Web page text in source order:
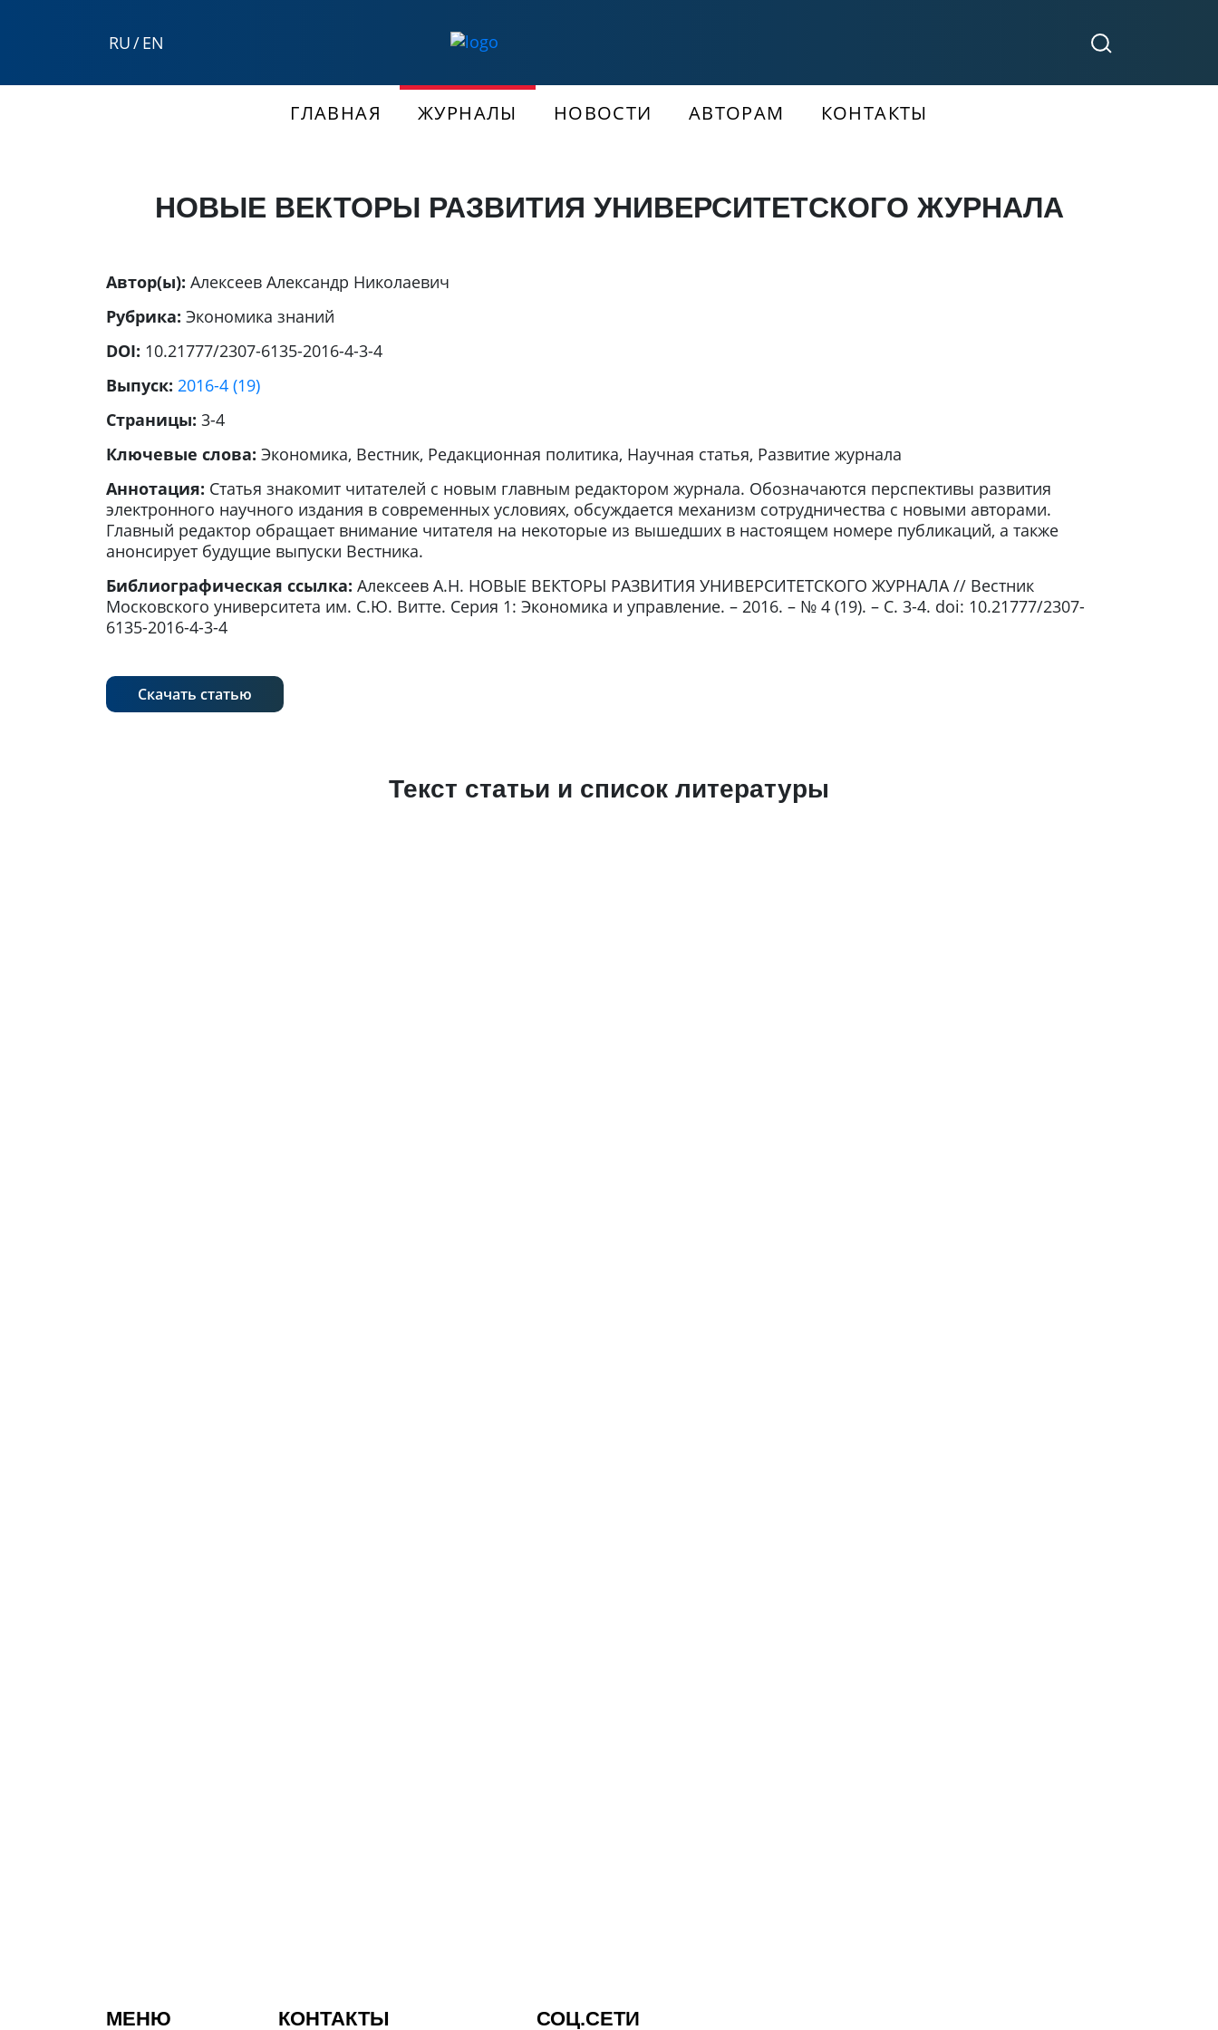
RU/EN
ГЛАВНАЯ ЖУРНАЛЫ НОВОСТИ АВТОРАМ КОНТАКТЫ
НОВЫЕ ВЕКТОРЫ РАЗВИТИЯ УНИВЕРСИТЕТСКОГО ЖУРНАЛА
Автор(ы): Алексеев Александр Николаевич
Рубрика: Экономика знаний
DOI: 10.21777/2307-6135-2016-4-3-4
Выпуск: 2016-4 (19)
Страницы: 3-4
Ключевые слова: Экономика, Вестник, Редакционная политика, Научная статья, Развитие журнала
Аннотация: Статья знакомит читателей с новым главным редактором журнала. Обозначаются перспективы развития
электронного научного издания в современных условиях, обсуждается механизм сотрудничества с новыми авторами.
Главный редактор обращает внимание читателя на некоторые из вышедших в настоящем номере публикаций, а также
анонсирует будущие выпуски Вестника.
Библиографическая ссылка: Алексеев А.Н. НОВЫЕ ВЕКТОРЫ РАЗВИТИЯ УНИВЕРСИТЕТСКОГО ЖУРНАЛА // Вестник
Московского университета им. С.Ю. Витте. Серия 1: Экономика и управление. – 2016. – № 4 (19). – С. 3-4. doi: 10.21777/2307-
6135-2016-4-3-4
Скачать статью
Текст статьи и список литературы
МЕНЮ КОНТАКТЫ СОЦ.СЕТИ